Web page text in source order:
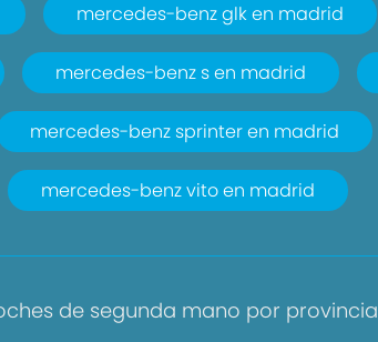
mercedes-benz glk en madrid
mercedes-benz s en madrid
mercedes-benz sprinter en madrid
mercedes-benz vito en madrid
de segunda mano por provincia